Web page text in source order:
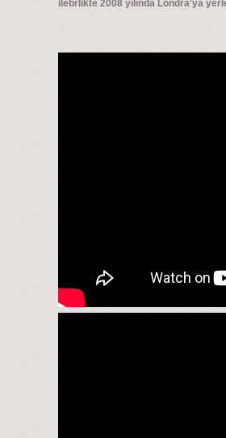
ilebrlikte 2008 yılında Londra'ya